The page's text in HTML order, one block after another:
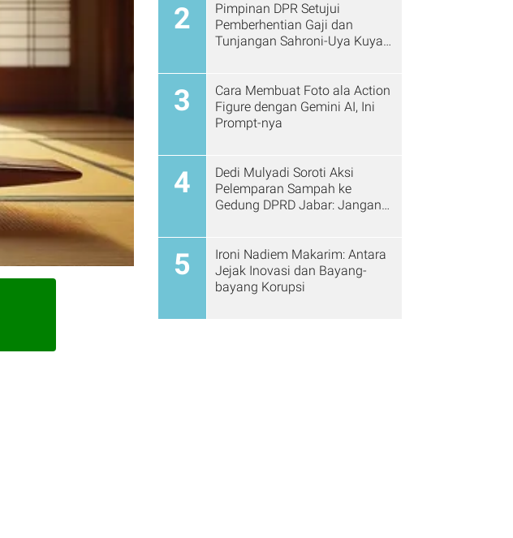
2
Pimpinan DPR Setujui
Pemberhentian Gaji dan
Tunjangan Sahroni-Uya Kuya
3
Cara Membuat Foto ala Action
Figure dengan Gemini AI, Ini
Prompt-nya
4
Dedi Mulyadi Soroti Aksi
Pelemparan Sampah ke
Gedung DPRD Jabar: Jangan
5
Ironi Nadiem Makarim: Antara
Jejak Inovasi dan Bayang-
bayang Korupsi